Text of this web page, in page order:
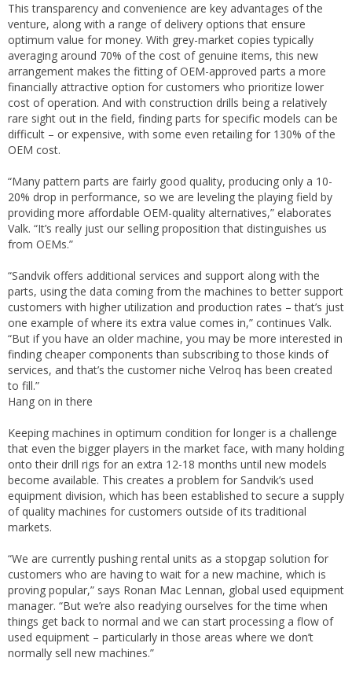
This transparency and convenience are key advantages of the
venture, along with a range of delivery options that ensure
optimum value for money. With grey-market copies typically
averaging around 70% of the cost of genuine items, this new
arrangement makes the fitting of OEM-approved parts a more
financially attractive option for customers who prioritize lower
cost of operation. And with construction drills being a relatively
rare sight out in the field, finding parts for specific models can be
difficult – or expensive, with some even retailing for 130% of the
OEM cost.
“Many pattern parts are fairly good quality, producing only a 10-
20% drop in performance, so we are leveling the playing field by
providing more affordable OEM-quality alternatives,” elaborates
Valk. “It’s really just our selling proposition that distinguishes us
from OEMs.”
“Sandvik offers additional services and support along with the
parts, using the data coming from the machines to better support
customers with higher utilization and production rates – that’s just
one example of where its extra value comes in,” continues Valk.
“But if you have an older machine, you may be more interested in
finding cheaper components than subscribing to those kinds of
services, and that’s the customer niche Velroq has been created
to fill.”
Hang on in there
Keeping machines in optimum condition for longer is a challenge
that even the bigger players in the market face, with many holding
onto their drill rigs for an extra 12-18 months until new models
become available. This creates a problem for Sandvik’s used
equipment division, which has been established to secure a supply
of quality machines for customers outside of its traditional
markets.
“We are currently pushing rental units as a stopgap solution for
customers who are having to wait for a new machine, which is
proving popular,” says Ronan Mac Lennan, global used equipment
manager. “But we’re also readying ourselves for the time when
things get back to normal and we can start processing a flow of
used equipment – particularly in those areas where we don’t
normally sell new machines.”